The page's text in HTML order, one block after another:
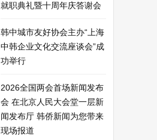
就职典礼暨十周年庆答谢会
韩中城市友好协会主办“上海
中韩企业文化交流座谈会”成
功举行
2026全国两会首场新闻发布
会 在北京人民大会堂一层新
闻发布厅 韩侨新闻为您带来
现场报道